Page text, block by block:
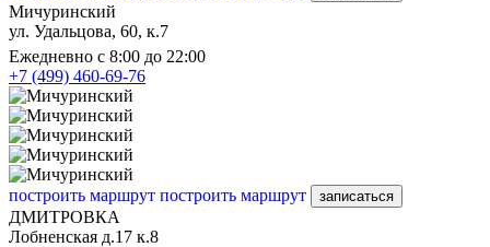
Мичуринский
ул. Удальцова, 60, к.7
Ежедневно с 8:00 до 22:00
+7 (499) 460-69-76
построить маршрут построить маршрут записаться
ДМИТРОВКА
Лобненская д.17 к.8